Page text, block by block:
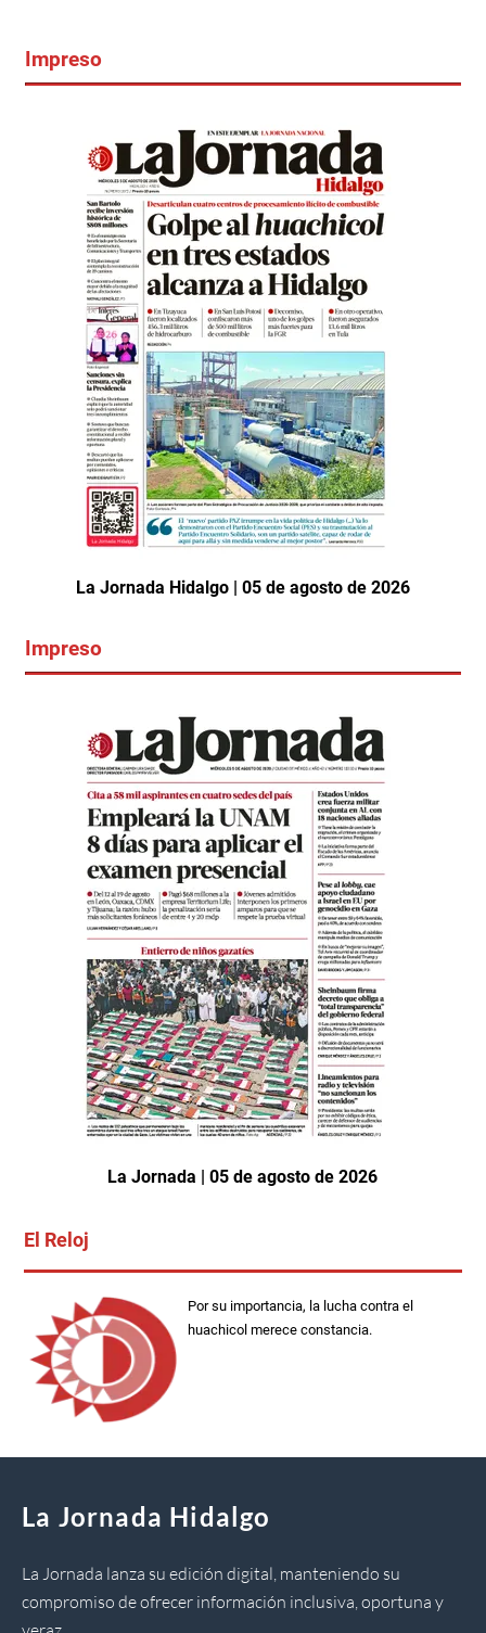
Impreso
La Jornada Hidalgo | 05 de agosto de 2026
Impreso
La Jornada | 05 de agosto de 2026
El Reloj
Por su importancia, la lucha contra el
huachicol merece constancia.
La Jornada Hidalgo
La Jornada lanza su edición digital, manteniendo su
compromiso de ofrecer información inclusiva, oportuna y